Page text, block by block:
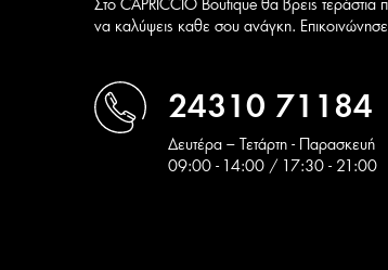
Στο CAPRICCIO Boutique θα βρεις τεράστια
να καλύψεις καθε σου ανάγκη. Επικοινώνησε
24310 71184
Δευτέρα – Τετάρτη - Παρασκευή
09:00 - 14:00 / 17:30 - 21:00